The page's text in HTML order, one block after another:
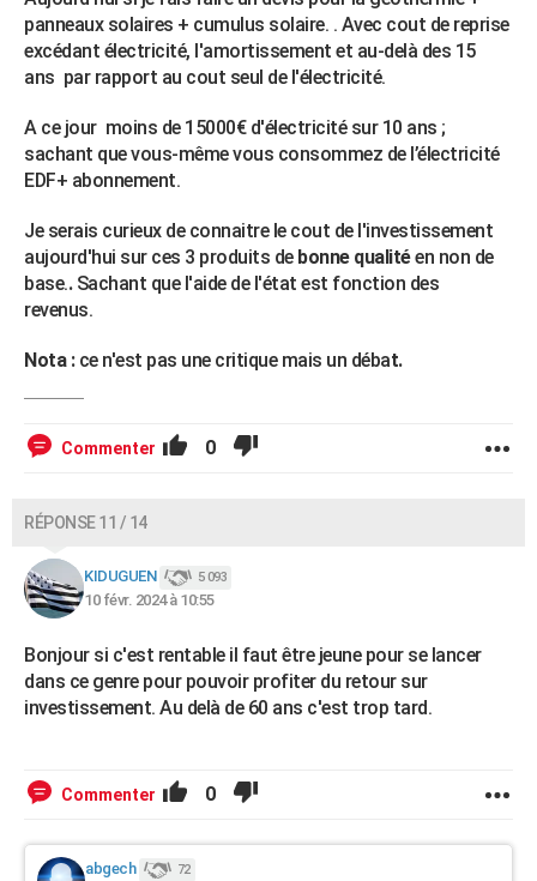
panneaux solaires + cumulus solaire. . Avec cout de reprise
excédant électricité, l'amortissement et au-delà des 15
ans par rapport au cout seul de l'électricité.
A ce jour moins de 15000€ d'électricité sur 10 ans ;
sachant que vous-même vous consommez de l’électricité
EDF+ abonnement.
Je serais curieux de connaitre le cout de l'investissement
aujourd'hui sur ces 3 produits de bonne qualitéen non de
base.. Sachant que l'aide de l'état est fonction des
revenus.
Nota : ce n'est pas une critique mais un débat.
Commenter 0
RÉPONSE 11 / 14
KIDUGUEN 5 093
10 févr. 2024 à 10:55
Bonjour si c'est rentable il faut être jeune pour se lancer
dans ce genre pour pouvoir profiter du retour sur
investissement. Au delà de 60 ans c'est trop tard.
Commenter 0
abgech 72